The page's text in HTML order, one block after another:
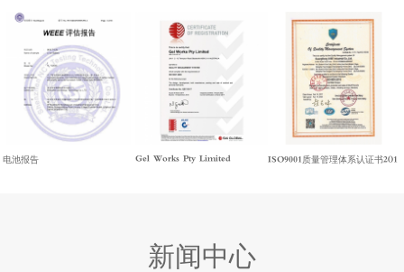
电池报告 Gel Works Pty Limited ISO9001质量管理体系认证书2()1
新闻中心